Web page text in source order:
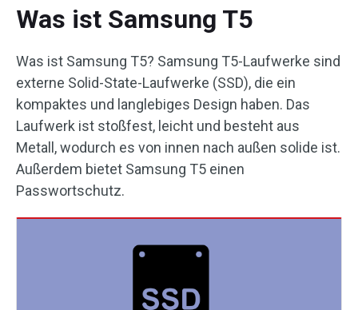
Was ist Samsung T5
Was ist Samsung T5? Samsung T5-Laufwerke sind
externe Solid-State-Laufwerke (SSD), die ein
kompaktes und langlebiges Design haben. Das
Laufwerk ist stoßfest, leicht und besteht aus
Metall, wodurch es von innen nach außen solide ist.
Außerdem bietet Samsung T5 einen
Passwortschutz.